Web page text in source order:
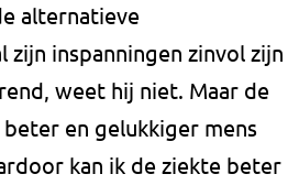
alternatieve
inspanningen zinvol zijn
weet hij niet. Maar de
en gelukkiger mens
kan ik de ziekte beter